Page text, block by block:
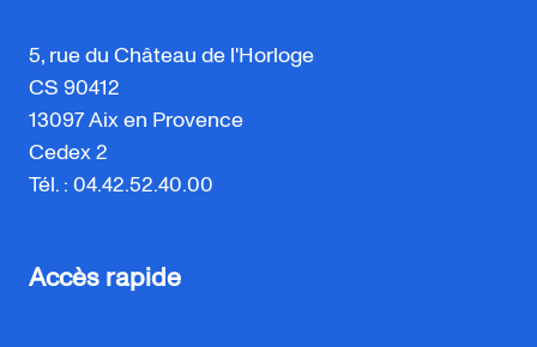
5, rue du Château de l'Horloge
CS 90412
13097 Aix en Provence
Cedex 2
Tél. : 04.42.52.40.00
Accès rapide